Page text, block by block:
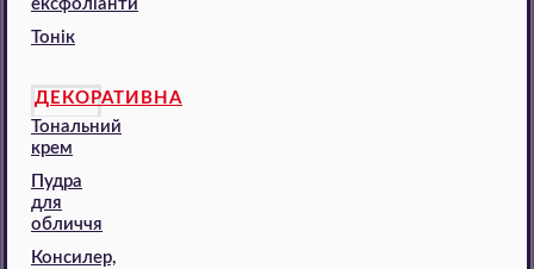
ексфоліанти
Тонік
ДЕКОРАТИВНА
Тональний
крем
Пудра
для
обличчя
Консилер,